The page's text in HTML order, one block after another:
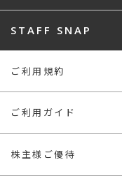
STAFF SNAP
ご利用規約
ご利用ガイド
株主様ご優待